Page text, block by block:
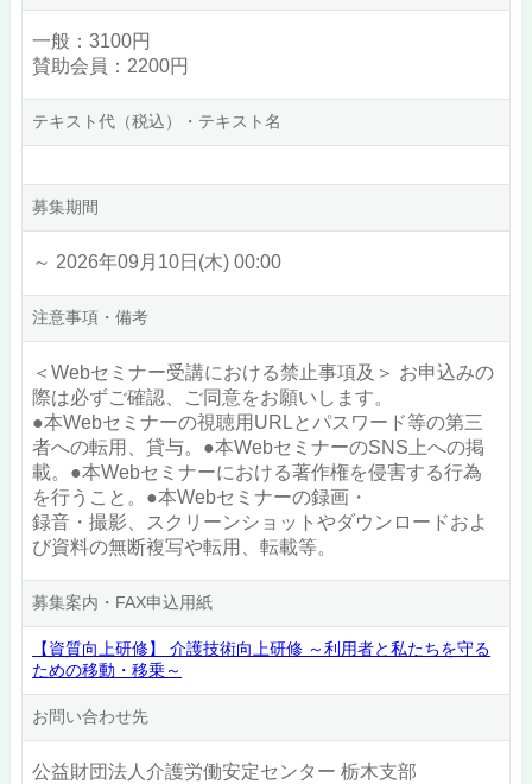
一般：3100円
賛助会員：2200円
テキスト代（税込）・テキスト名
募集期間
～ 2026年09月10日(木) 00:00
注意事項・備考
＜Webセミナー受講における禁止事項及＞ お申込みの
際は必ずご確認、ご同意をお願いします。
●本Webセミナーの視聴用URLとパスワード等の第三
者への転用、貸与。●本WebセミナーのSNS上への掲
載。●本Webセミナーにおける著作権を侵害する行為
を行うこと。●本Webセミナーの録画・
録音・撮影、スクリーンショットやダウンロードおよ
び資料の無断複写や転用、転載等。
募集案内・FAX申込用紙
【資質向上研修】 介護技術向上研修 ～利用者と私たちを守る
ための移動・移乗～
お問い合わせ先
公益財団法人介護労働安定センター 栃木支部